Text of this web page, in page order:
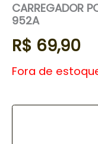
CARREGADOR
952A
R$ 69,90
Fora de